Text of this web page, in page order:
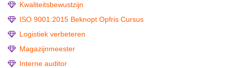
Kwaliteitsbewustzijn
ISO 9001:2015 Beknopt Opfris Cursus
Logistiek verbeteren
Magazijnmeester
Interne auditor